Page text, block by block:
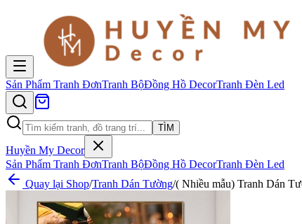
Sản Phẩm Tranh ĐơnTranh BộĐồng Hồ DecorTranh Đèn Led
TÌM
Huyền My Decor
Sản Phẩm Tranh ĐơnTranh BộĐồng Hồ DecorTranh Đèn Led
Quay lại Shop/Tranh Dán Tường/( Nhiều mẫu) Tranh Dán